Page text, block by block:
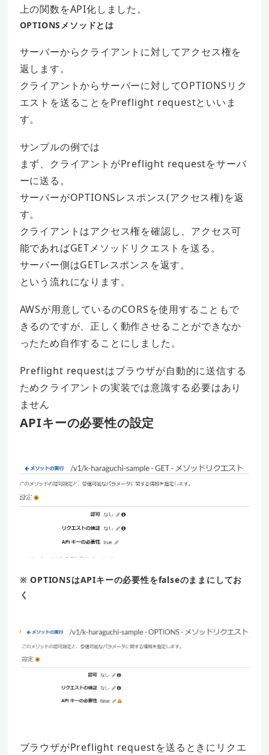
上の関数をAPI化しました。
OPTIONSメソッドとは
サーバーからクライアントに対してアクセス権を
返します。
クライアントからサーバーに対してOPTIONSリク
エストを送ることをPreflight requestといいま
す。
サンプルの例では
まず、クライアントがPreflight requestをサーバ
ーに送る。
サーバーがOPTIONSレスポンス(アクセス権)を返
す。
クライアントはアクセス権を確認し、アクセス可
能であればGETメソッドリクエストを送る。
サーバー側はGETレスポンスを返す。
という流れになります。
AWSが用意しているのCORSを使用することもで
きるのですが、正しく動作させることができなか
ったため自作することにしました。
Preflight requestはブラウザが自動的に送信する
ためクライアントの実装では意識する必要はあり
ません
APIキーの必要性の設定
※ OPTIONSはAPIキーの必要性をfalseのままにしてお
く
ブラウザがPreflight requestを送るときにリクエ